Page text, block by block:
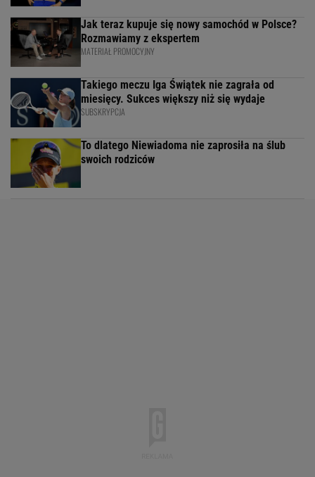
Jak teraz kupuje się nowy samochód w Polsce?
Rozmawiamy z ekspertem
MATERIAŁ PROMOCYJNY
Takiego meczu Iga Świątek nie zagrała od
miesięcy. Sukces większy niż się wydaje
SUBSKRYPCJA
To dlatego Niewiadoma nie zaprosiła na ślub
swoich rodziców